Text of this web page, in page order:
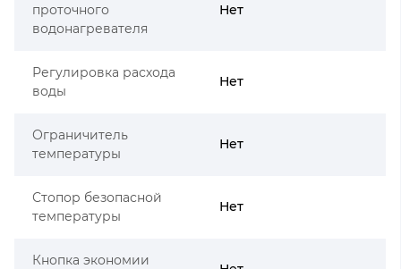
проточного
водонагревателя
Нет
Регулировка расхода
воды
Нет
Ограничитель
температуры
Нет
Стопор безопасной
температуры
Нет
Кнопка экономии